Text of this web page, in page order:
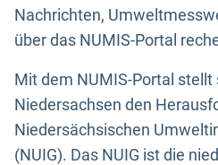
Nachrichten,
über das NUMIS-Portal
Mit dem NUMIS-Portal stellt
Niedersachsen den
Niedersächsischen
(NUIG). Das NUIG ist die